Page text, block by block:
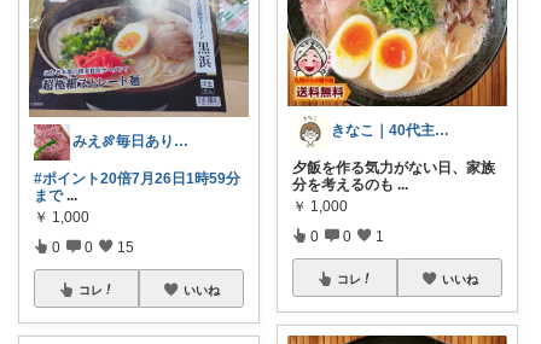
みえ🍖毎日ありがとう🐟️
#ポイント20倍7月26日1時59分
まで ...
￥ 1,000
0 0 15
コレ いいね
きなこ｜40代主婦の暮らしラクメモ
夕飯を作る気力がない日、家族
分を考えるのも ...
￥ 1,000
0 0 1
コレ いいね